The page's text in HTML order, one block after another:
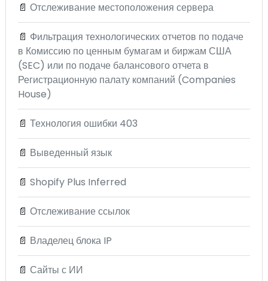
📄 Отслеживание местоположения сервера
📄 Фильтрация технологических отчетов по подаче
в Комиссию по ценным бумагам и биржам США
(SEC) или по подаче балансового отчета в
Регистрационную палату компаний (Companies
House)
📄 Технология ошибки 403
📄 Выведенный язык
📄 Shopify Plus Inferred
📄 Отслеживание ссылок
📄 Владелец блока IP
📄 Сайты с ИИ